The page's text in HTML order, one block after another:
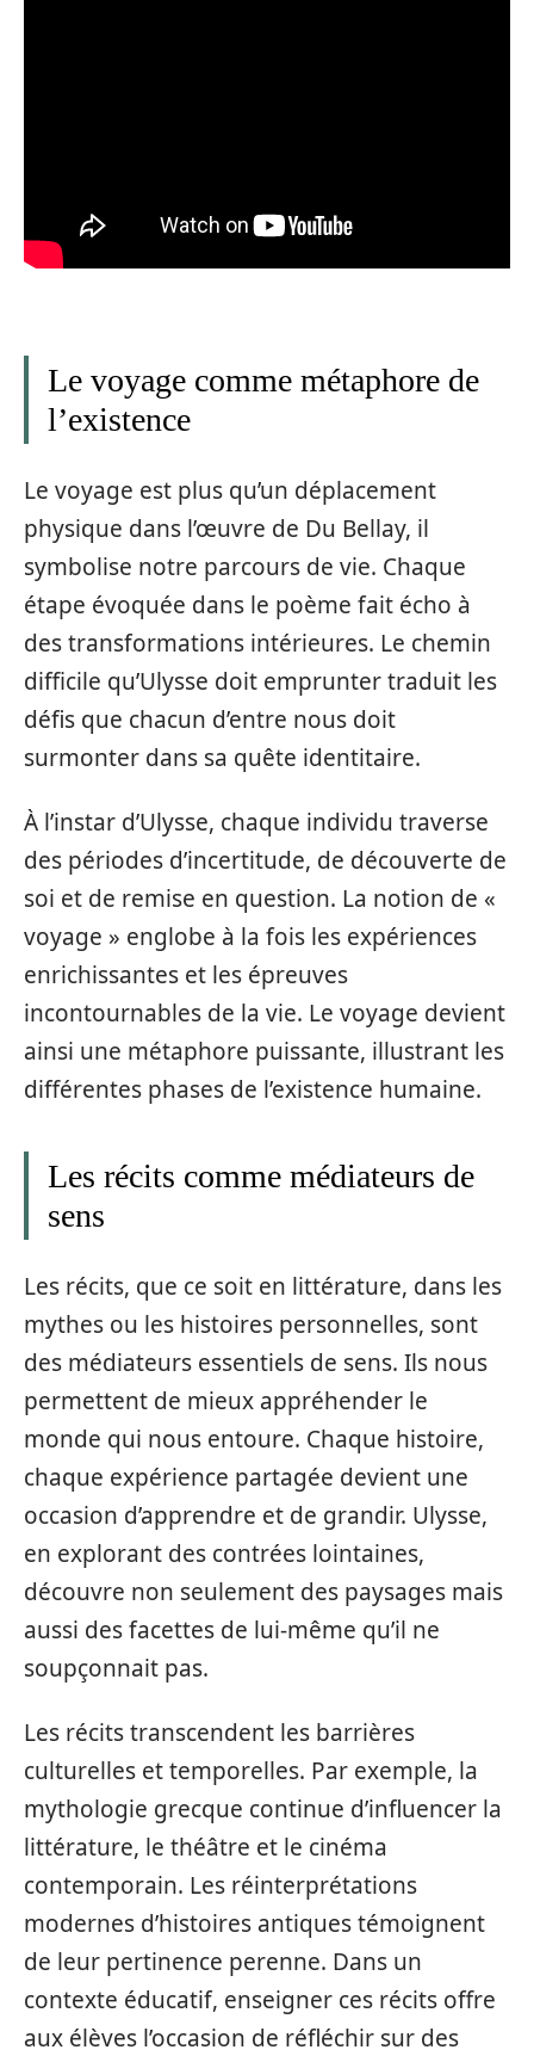
Le voyage comme métaphore de
l’existence
Le voyage est plus qu’un déplacement
physique dans l’œuvre de Du Bellay, il
symbolise notre parcours de vie. Chaque
étape évoquée dans le poème fait écho à
des transformations intérieures. Le chemin
difficile qu’Ulysse doit emprunter traduit les
défis que chacun d’entre nous doit
surmonter dans sa quête identitaire.
À l’instar d’Ulysse, chaque individu traverse
des périodes d’incertitude, de découverte de
soi et de remise en question. La notion de «
voyage » englobe à la fois les expériences
enrichissantes et les épreuves
incontournables de la vie. Le voyage devient
ainsi une métaphore puissante, illustrant les
différentes phases de l’existence humaine.
Les récits comme médiateurs de
sens
Les récits, que ce soit en littérature, dans les
mythes ou les histoires personnelles, sont
des médiateurs essentiels de sens. Ils nous
permettent de mieux appréhender le
monde qui nous entoure. Chaque histoire,
chaque expérience partagée devient une
occasion d’apprendre et de grandir. Ulysse,
en explorant des contrées lointaines,
découvre non seulement des paysages mais
aussi des facettes de lui-même qu’il ne
soupçonnait pas.
Les récits transcendent les barrières
culturelles et temporelles. Par exemple, la
mythologie grecque continue d’influencer la
littérature, le théâtre et le cinéma
contemporain. Les réinterprétations
modernes d’histoires antiques témoignent
de leur pertinence perenne. Dans un
contexte éducatif, enseigner ces récits offre
aux élèves l’occasion de réfléchir sur des